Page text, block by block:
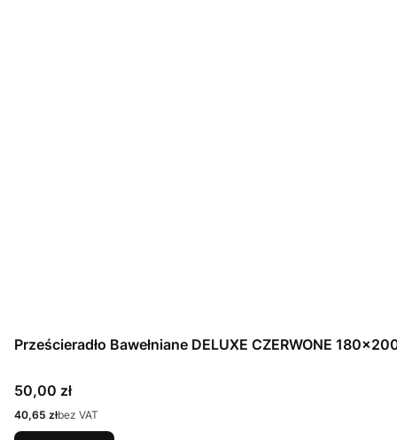
Prześcieradło Bawełniane DELUXE CZERWONE
Cena
50,00 zł
Cena
40,65 złbez VAT